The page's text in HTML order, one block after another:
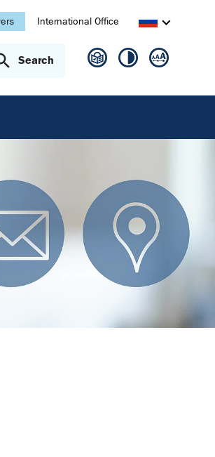
International Office
Search
file